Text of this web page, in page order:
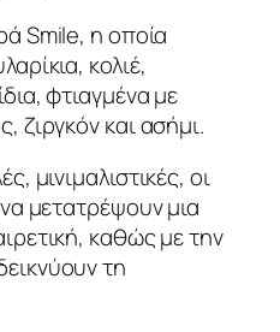
Smile, η οποία
κολιέ,
φτιαγμένα με
ζιργκόν και ασήμι.
μινιμαλιστικές, οι
μετατρέψουν μια
καθώς με την
τη